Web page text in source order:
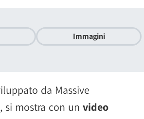
Immagini
da Massive
si mostra con un video